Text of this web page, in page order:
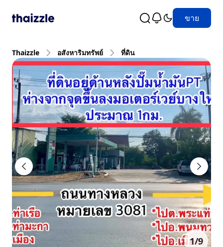
ขาย
Thaizzle อสังหาริมทรัพย์ ที่ดิน
1/9